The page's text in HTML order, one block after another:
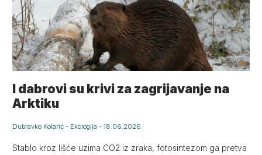
I dabrovi su krivi za zagrijavanje na
Arktiku
Dubravko Kolarić - Ekologija -18.06.2026.
Stablo kroz lišće uzima CO2 iz zraka, fotosintezom ga pretva